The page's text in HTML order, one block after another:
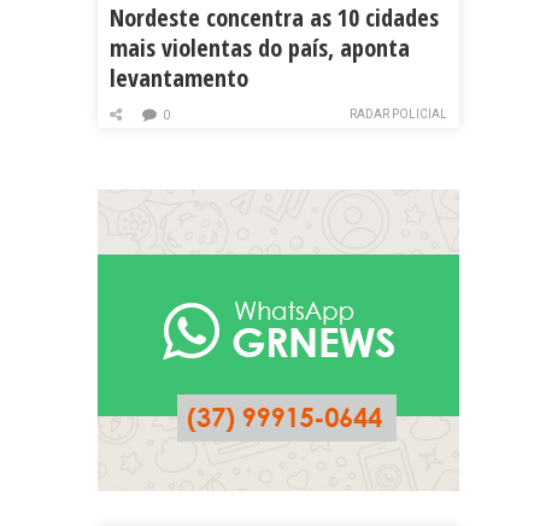
Nordeste concentra as 10 cidades
mais violentas do país, aponta
levantamento
RADAR POLICIAL
0